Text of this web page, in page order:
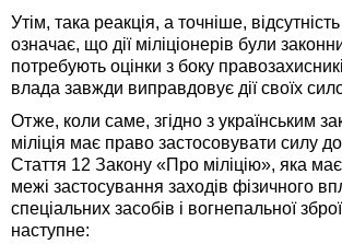
Утім, така реакція, а точніше,
означає, що дії міліціонерів були
потребують оцінки з боку
влада завжди виправдовує дії своїх
Отже, коли саме, згідно з українським
міліція має право застосовувати силу
Стаття 12 Закону «Про міліцію», яка
межі застосування заходів фізичного
спеціальних засобів і вогнепальної
наступне: